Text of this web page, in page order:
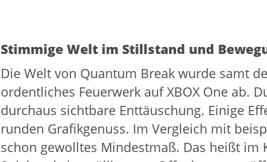
Stimmige Welt im Stillstand und
Die Welt von Quantum Break wurde samt
ordentliches Feuerwerk auf XBOX One ab.
durchaus sichtbare Enttäuschung. Einige
runden Grafikgenuss. Im Vergleich mit
schon gewolltes Mindestmaß. Das heißt im